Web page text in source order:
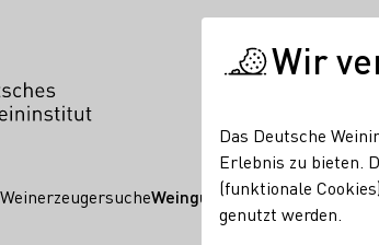
WeinerzeugersucheWeingut Gunter & Ute
Wir
Das Deutsche
Erlebnis zu bieten.
(funktionale
genutzt werden.